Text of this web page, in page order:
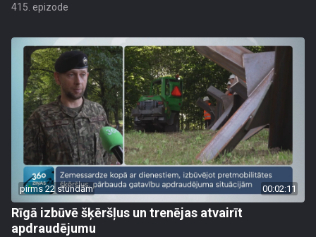
415. epizode
pirms 22 stundām 00:02:11
Rīgā izbūvē šķēršļus un trenējas atvairīt
apdraudējumu